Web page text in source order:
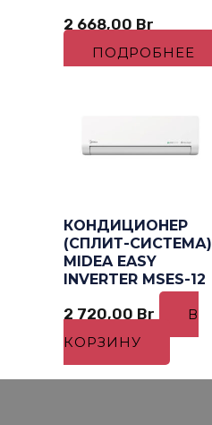
2 668,00 Br
ПОДРОБНЕЕ
КОНДИЦИОНЕР
(СПЛИТ-СИСТЕМА)
MIDEA EASY
INVERTER MSES-12
2 720,00 Br
В
КОРЗИНУ